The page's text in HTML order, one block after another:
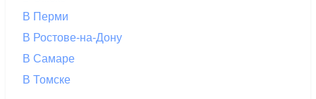
В Перми
В Ростове-на-Дону
В Самаре
В Томске